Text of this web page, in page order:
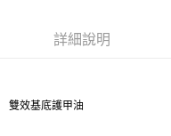
上海商業儲蓄銀行
匯豐（台灣）商業銀行
Apple Pay
ATM付款
詳細說明
雙效基底護甲油